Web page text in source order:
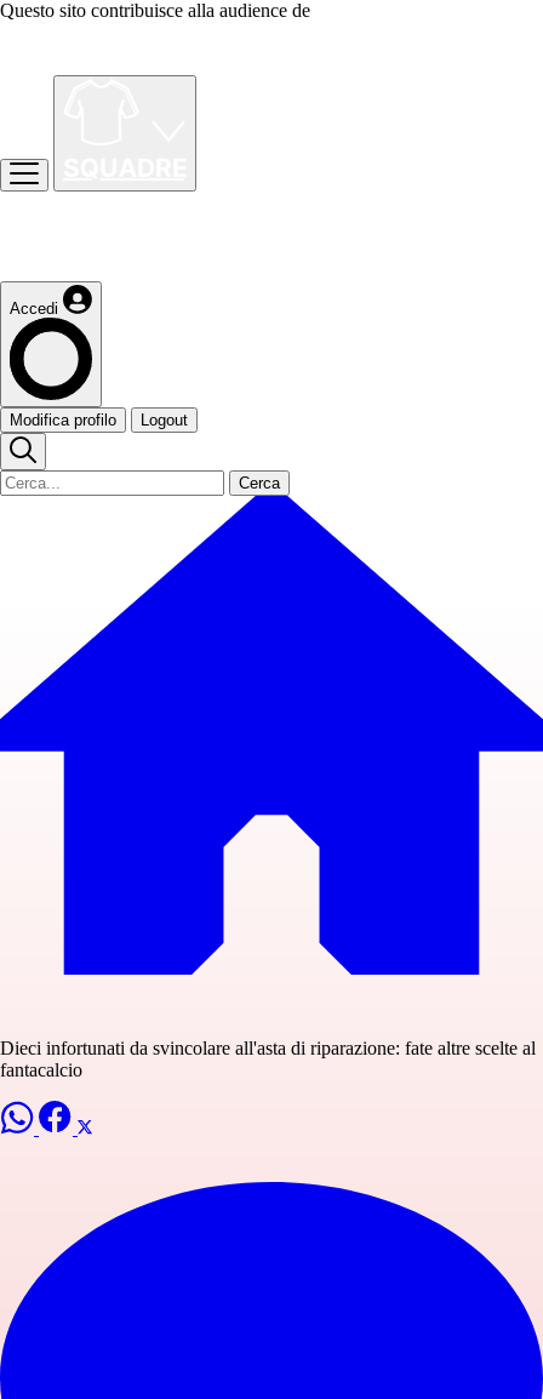
Questo sito contribuisce alla audience de
Accedi
Modifica profilo Logout
Cerca
Dieci infortunati da svincolare all'asta di riparazione: fate altre scelte al
fantacalcio